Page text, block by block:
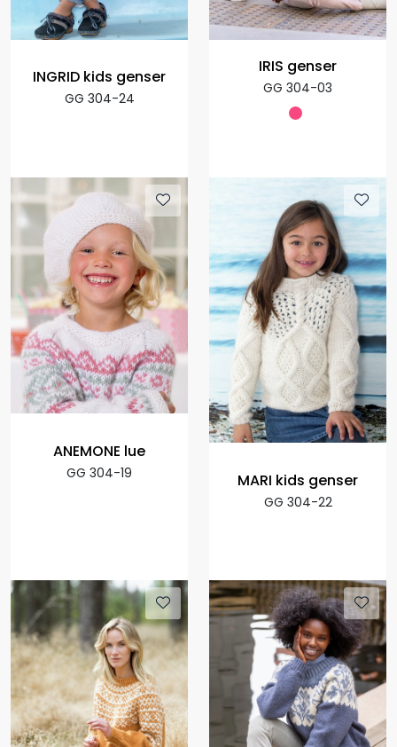
INGRID kids genser
GG 304-24
IRIS genser
GG 304-03
ANEMONE lue
GG 304-19 MARI kids genser
GG 304-22